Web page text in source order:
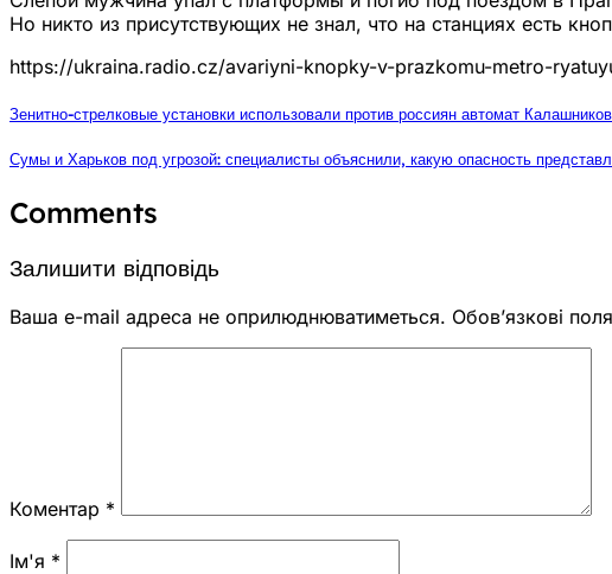
Но никто из присутствующих не знал, что на станциях есть
https://ukraina.radio.cz/avariyni-knopky-v-prazkomu-metro-
Зенитно-стрелковые установки использовали против россиян автомат
Сумы и Харьков под угрозой: специалисты объяснили, какую опасность
Comments
Залишити відповідь
Ваша e-mail адреса не оприлюднюватиметься. Обов’язкові
Коментар *
Ім'я *